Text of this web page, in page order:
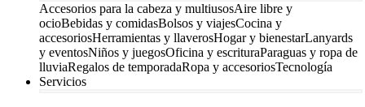
Accesorios para la cabeza y multiusosAire libre y
ocioBebidas y comidasBolsos y viajesCocina y
accesoriosHerramientas y llaverosHogar y bienestarLanyards
y eventosNiños y juegosOficina y escrituraParaguas y ropa de
lluviaRegalos de temporadaRopa y accesoriosTecnología
Servicios